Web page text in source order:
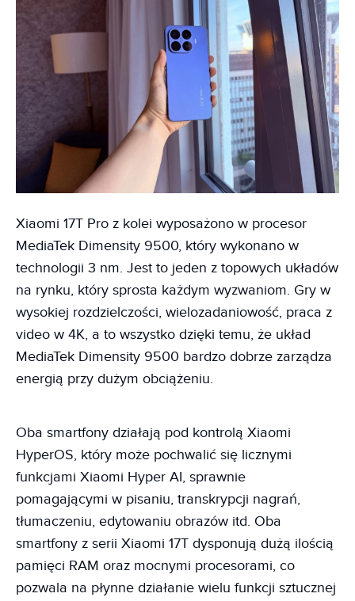
Xiaomi 17T Pro z kolei wyposażono w procesor
MediaTek Dimensity 9500, który wykonano w
technologii 3 nm. Jest to jeden z topowych układów
na rynku, który sprosta każdym wyzwaniom. Gry w
wysokiej rozdzielczości, wielozadaniowość, praca z
video w 4K, a to wszystko dzięki temu, że układ
MediaTek Dimensity 9500 bardzo dobrze zarządza
energią przy dużym obciążeniu.
Oba smartfony działają pod kontrolą Xiaomi
HyperOS, który może pochwalić się licznymi
funkcjami Xiaomi Hyper AI, sprawnie
pomagającymi w pisaniu, transkrypcji nagrań,
tłumaczeniu, edytowaniu obrazów itd. Oba
smartfony z serii Xiaomi 17T dysponują dużą ilością
pamięci RAM oraz mocnymi procesorami, co
pozwala na płynne działanie wielu funkcji sztucznej